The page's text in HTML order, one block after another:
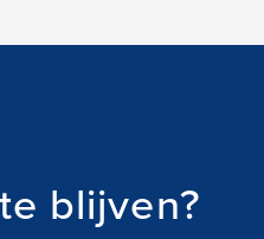
blijven?